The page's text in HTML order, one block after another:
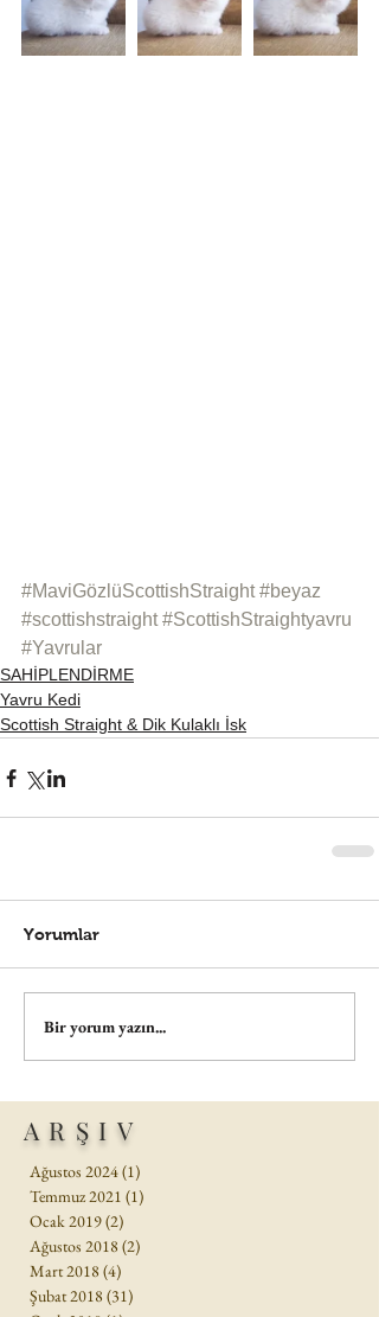
#MaviGözlüScottishStraight #beyaz
#scottishstraight #ScottishStraightyavru
#Yavrular
SAHİPLENDİRME
Yavru Kedi
Scottish Straight & Dik Kulaklı İsk
Yorumlar
Bir yorum yazın...
ARŞIV
Ağustos 2024(1)
Temmuz 2021 (1)
Ocak 2019(2)
Ağustos 2018 (2)
Mart 2018 (4)
Şubat 2018 (31)